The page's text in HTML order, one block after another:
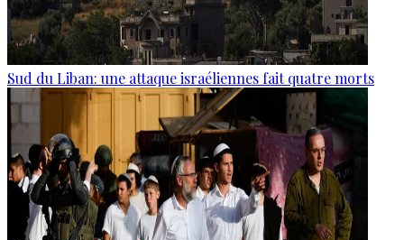
Sud du Liban: une attaque israéliennes fait quatre morts